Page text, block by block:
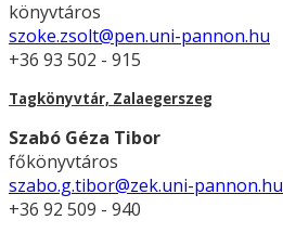
könyvtáros
szoke.zsolt@pen.uni-pannon.hu
+36 93 502 - 915
Tagkönyvtár, Zalaegerszeg
Szabó Géza Tibor
főkönyvtáros
szabo.g.tibor@zek.uni-pannon.hu
+36 92 509 - 940